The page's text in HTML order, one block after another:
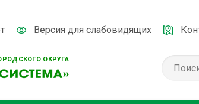
ОКРУГА
Версия для слабовидящих